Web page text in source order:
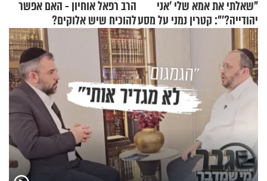
"שאלתי את אמא שלי 'אני
יהודייה?'": קטרין נמני על מסע
ההתחזקות המרגש
הרב רפאל אוחיון - האם אפשר
להוכיח שיש אלוקים?